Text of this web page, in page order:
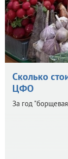
Сколько
ЦФО
За год